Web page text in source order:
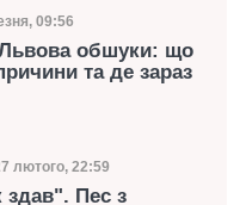
09:56
Львова обшуки: що
та де зараз
публікації
лютого, 22:59
здав". Пес з